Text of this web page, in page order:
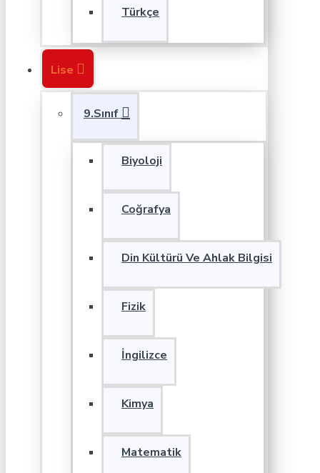
Türkçe
Lise
9.Sınıf
Biyoloji
Coğrafya
Din Kültürü Ve Ahlak Bilgisi
Fizik
İngilizce
Kimya
Matematik